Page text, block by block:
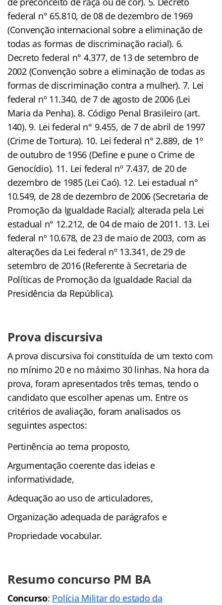
federal n° 65.810, de 08 de dezembro de 1969
(Convenção internacional sobre a eliminação de
todas as formas de discriminação racial). 6.
Decreto federal n° 4.377, de 13 de setembro de
2002 (Convenção sobre a eliminação de todas as
formas de discriminação contra a mulher). 7. Lei
federal nº 11.340, de 7 de agosto de 2006 (Lei
Maria da Penha). 8. Código Penal Brasileiro (art.
140). 9. Lei federal n° 9.455, de 7 de abril de 1997
(Crime de Tortura). 10. Lei federal n° 2.889, de 1º
de outubro de 1956 (Define e pune o Crime de
Genocídio). 11. Lei federal nº 7.437, de 20 de
dezembro de 1985 (Lei Caó). 12. Lei estadual n°
10.549, de 28 de dezembro de 2006 (Secretaria de
Promoção da Igualdade Racial); alterada pela Lei
estadual n° 12.212, de 04 de maio de 2011. 13. Lei
federal nº 10.678, de 23 de maio de 2003, com as
alterações da Lei federal nº 13.341, de 29 de
setembro de 2016 (Referente à Secretaria de
Políticas de Promoção da Igualdade Racial da
Presidência da República).
Prova discursiva
A prova discursiva foi constituída de um texto com
no mínimo 20 e no máximo 30 linhas. Na hora da
prova, foram apresentados três temas, tendo o
candidato que escolher apenas um. Entre os
critérios de avaliação, foram analisados os
seguintes aspectos:
Pertinência ao tema proposto,
Argumentação coerente das ideias e
informatividade,
Adequação ao uso de articuladores,
Organização adequada de parágrafos e
Propriedade vocabular.
Resumo concurso PM BA
Concurso: Polícia Militar do estado da